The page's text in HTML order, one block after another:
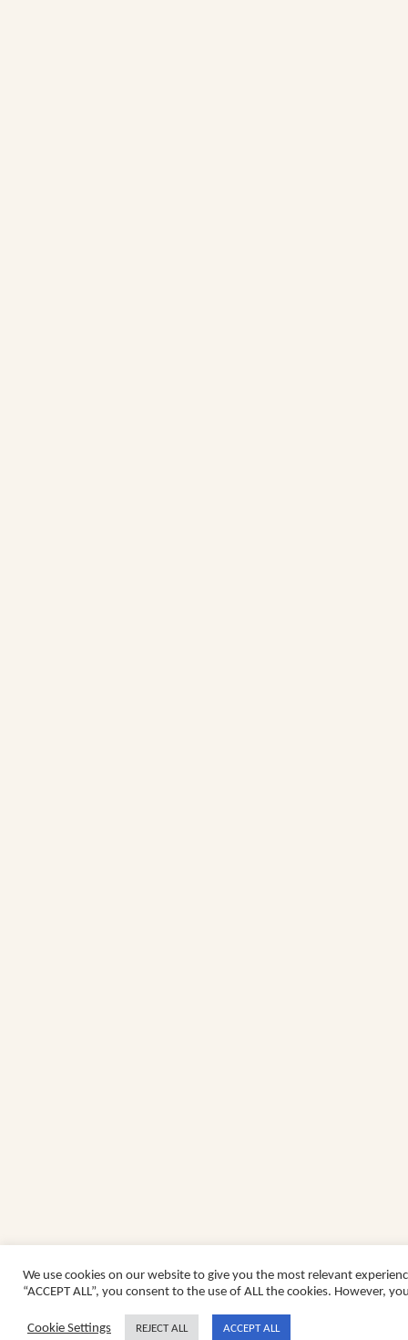
We use cookies on our website to give you the most relevant
“ACCEPT ALL”, you consent to the use of ALL the cookies. However,
Cookie Settings REJECT ALL ACCEPT ALL